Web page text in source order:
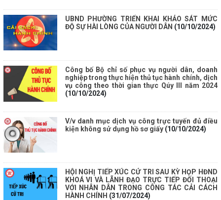
UBND PHƯỜNG TRIỂN KHAI KHẢO SÁT MỨC
ĐỘ SỰ HÀI LÒNG CỦA NGƯỜI DÂN (10/10/2024)
Công bố Bộ chỉ số phục vụ người dân, doanh
nghiệp trong thực hiện thủ tục hành chính, dịch
vụ công theo thời gian thực Qúy III năm 2024
(10/10/2024)
V/v danh mục dịch vụ công trực tuyến đủ điều
kiện không sử dụng hồ sơ giấy (10/10/2024)
HỘI NGHỊ TIẾP XÚC CỬ TRI SAU KỲ HỌP HĐND
KHOÁ VI VÀ LÃNH ĐẠO TRỰC TIẾP ĐỐI THOẠI
VỚI NHÂN DÂN TRONG CÔNG TÁC CẢI CÁCH
HÀNH CHÍNH (31/07/2024)